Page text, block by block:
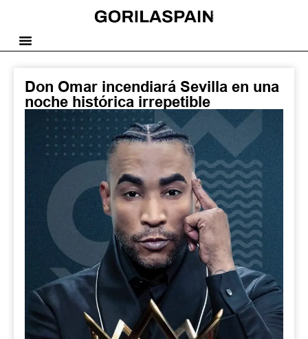
Don Omar incendiará Sevilla en una
noche histórica irrepetible